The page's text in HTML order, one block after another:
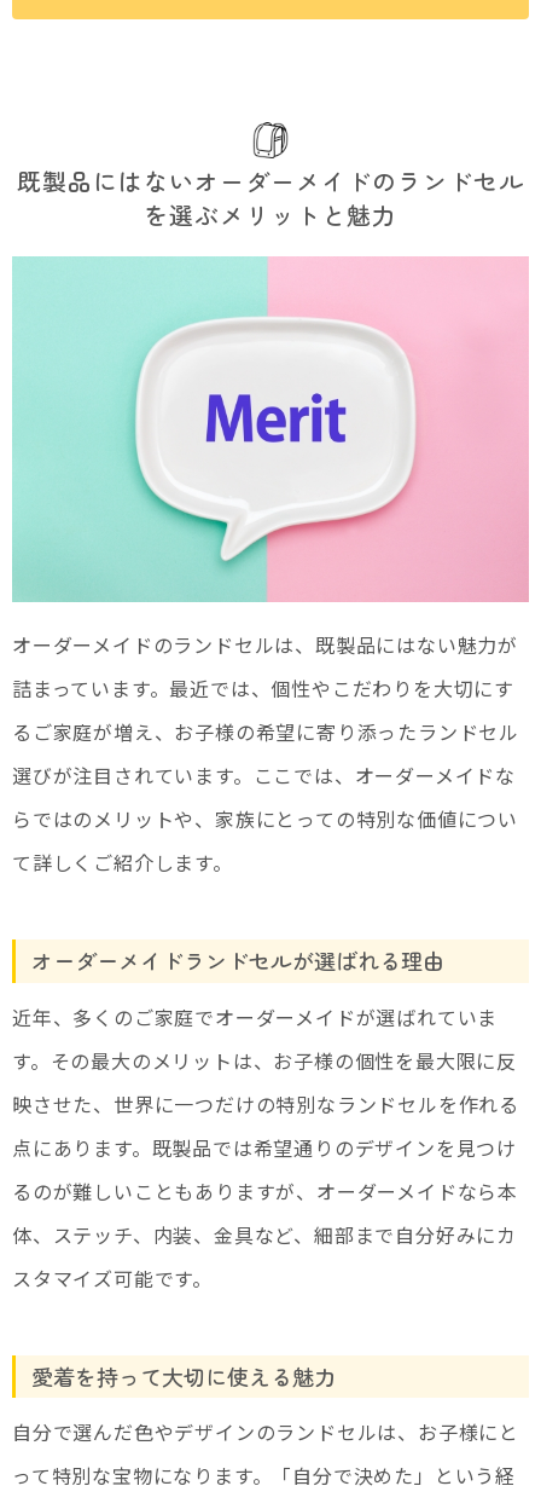
既製品にはないオーダーメイドのランドセル
を選ぶメリットと魅力
オーダーメイドのランドセルは、既製品にはない魅力が
詰まっています。最近では、個性やこだわりを大切にす
るご家庭が増え、お子様の希望に寄り添ったランドセル
選びが注目されています。ここでは、オーダーメイドな
らではのメリットや、家族にとっての特別な価値につい
て詳しくご紹介します。
オーダーメイドランドセルが選ばれる理由
近年、多くのご家庭でオーダーメイドが選ばれていま
す。その最大のメリットは、お子様の個性を最大限に反
映させた、世界に一つだけの特別なランドセルを作れる
点にあります。既製品では希望通りのデザインを見つけ
るのが難しいこともありますが、オーダーメイドなら本
体、ステッチ、内装、金具など、細部まで自分好みにカ
スタマイズ可能です。
愛着を持って大切に使える魅力
自分で選んだ色やデザインのランドセルは、お子様にと
って特別な宝物になります。「自分で決めた」という経